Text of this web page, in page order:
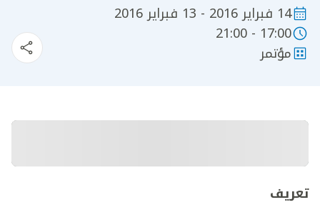
14 فبراير 2016 - 13 فبراير 2016
17:00 - 21:00
مؤتمر
تعريف